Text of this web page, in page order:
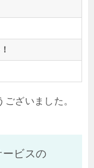
ざいました。
ビスの